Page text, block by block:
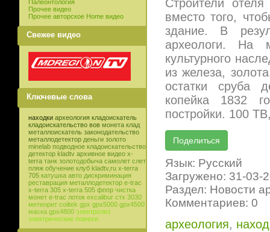
Палеонтология
Прочее видео
Прочее авторское Home видео
Свежее видео
Ключевые слова
находки археология кладоискатель
кладоискательство вов монета клад
металлоискатель законодательство
металлодетектор деньги золото
minelab подводное кладоискательство
детектор kladtv архивное видео x-
terra танк золотодобыча самолет слет
пляж обучение клуб kladtv,ru x-terra
705 катушка авто дискриминация
реставрация металлодетектор e-trac
x-terra 305 x-terra 505 фппр чистка
монет e-trac лоток excalibur стх 3030
метеорит coiltek gpx gpx5000 gpx4500
маска gpx4800 электролиз
электрические помехи
Строители
вместо того,
здание. В
археологи. На
культурного
из железа,
остатки сруба
копейка 1832
постройки. 100
Язык: Русский
Загружено: 31-03-
Раздел: Новости
Комментариев: 0
археология,